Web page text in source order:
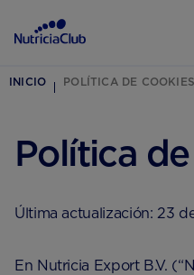
INICIO POLÍTICA DE COOKIES
Política
Última actualización: 23
En Nutricia Export B.V.